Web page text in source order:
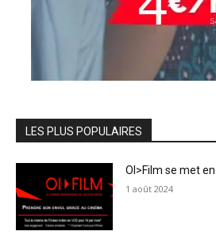
LES PLUS POPULAIRES
OI>Film se met
1 août 2024